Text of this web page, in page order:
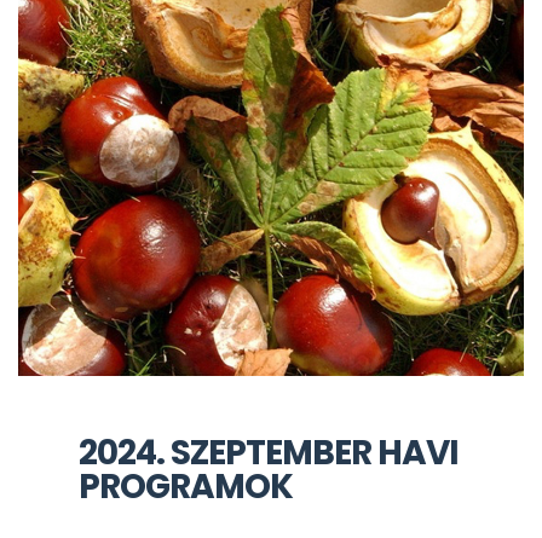
2024. SZEPTEMBER HAVI
PROGRAMOK